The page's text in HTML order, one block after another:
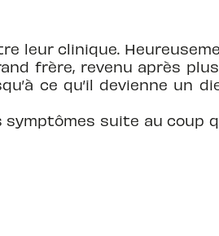
leur clinique.
frère, revenu après
ce qu’il devienne un
symptômes suite au coup